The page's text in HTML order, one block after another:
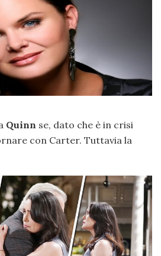
Quinn se, dato che è in crisi
con Carter. Tuttavia la